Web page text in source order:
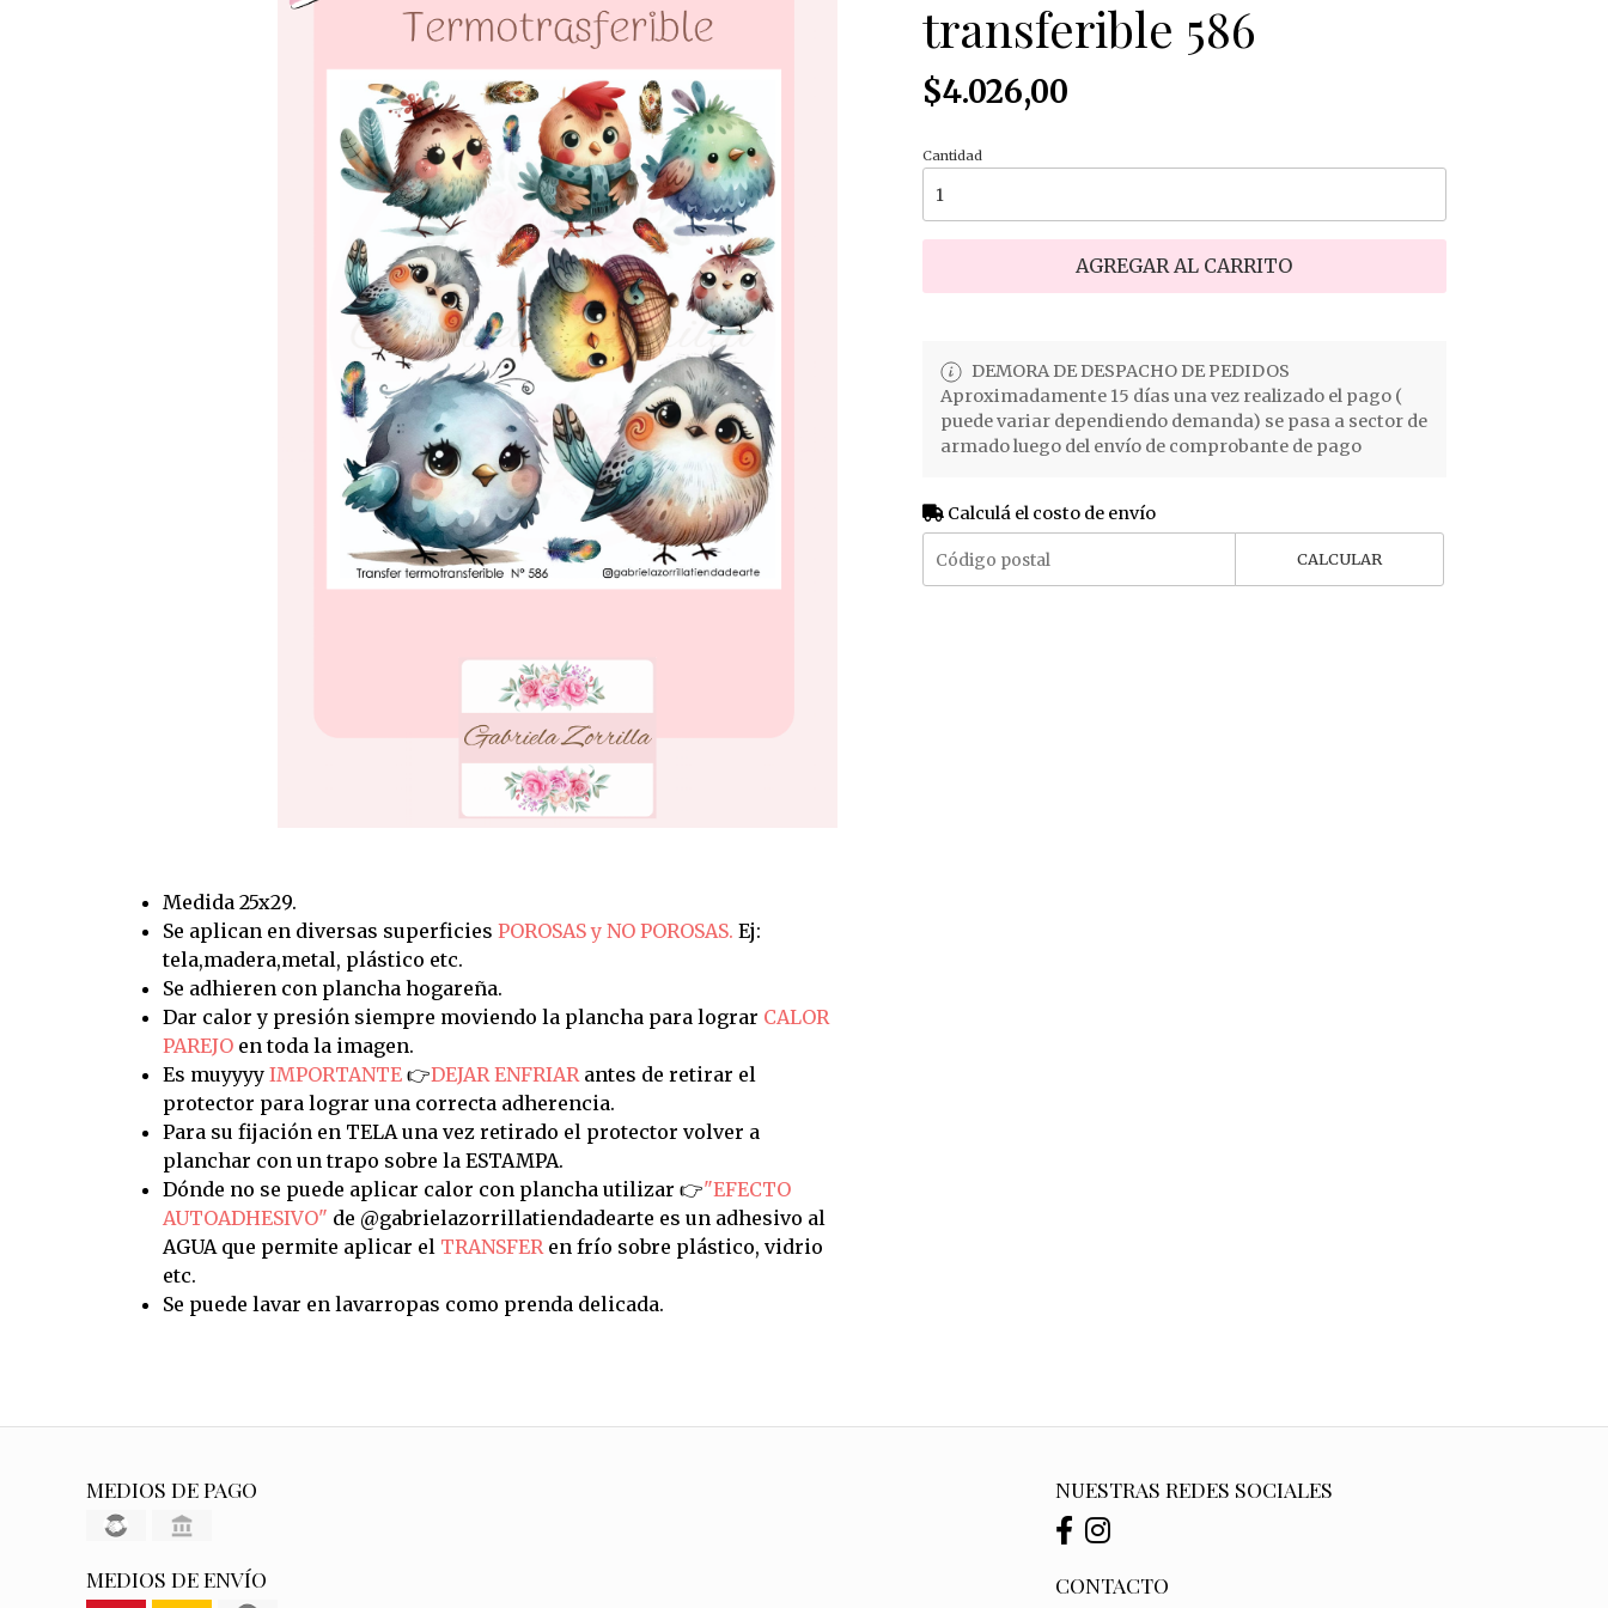
Medida 25x29.
Se aplican en diversas superficies POROSAS y NO POROSAS. Ej:
tela,madera,metal, plástico etc.
Se adhieren con plancha hogareña.
Dar calor y presión siempre moviendo la plancha para lograr CALOR
PAREJOen toda la imagen.
Es muyyyy IMPORTANTE👉DEJAR ENFRIARantes de retirar el
protector para lograr una correcta adherencia.
Para su fijación en TELA una vez retirado el protector volver a
planchar con un trapo sobre la ESTAMPA.
Dónde no se puede aplicar calor con plancha utilizar 👉"EFECTO
AUTOADHESIVO" de @gabrielazorrillatiendadearte es un adhesivo al
AGUA que permite aplicar el TRANSFERen frío sobre plástico, vidrio
etc.
Se puede lavar en lavarropas como prenda delicada.
transferible 586
$4.026,00
Cantidad
AGREGAR AL CARRITO
DEMORA DE DESPACHO DE PEDIDOS
Aproximadamente 15 días una vez realizado el pago (
puede variar dependiendo demanda) se pasa a sector de
armado luego del envío de comprobante de pago
Calculá el costo de envío
CALCULAR
MEDIOS DE PAGO
MEDIOS DE ENVÍO
NUESTRAS REDES SOCIALES
CONTACTO